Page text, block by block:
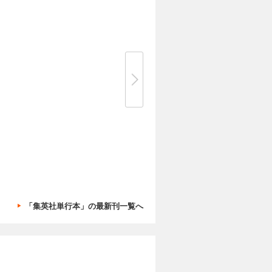
「集英社単行本」の最新刊一覧へ